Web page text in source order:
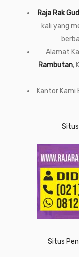
Raja Rak
kali yang
Alamat
Rambutan,
Kantor Kami
Situs
Situs